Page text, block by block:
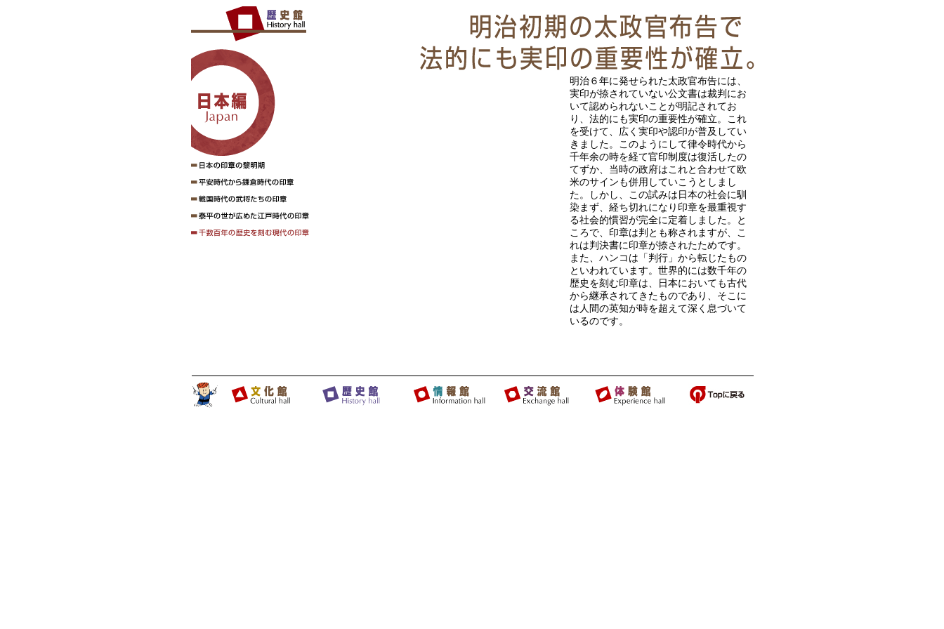
明治６年に発せられた太政官布告には、
実印が捺されていない公文書は裁判にお
いて認められないことが明記されてお
り、法的にも実印の重要性が確立。これ
を受けて、広く実印や認印が普及してい
きました。このようにして律令時代から
千年余の時を経て官印制度は復活したの
てずか、当時の政府はこれと合わせて欧
米のサインも併用していこうとしまし
た。しかし、この試みは日本の社会に馴
染まず、経ち切れになり印章を最重視す
る社会的慣習が完全に定着しました。と
ころで、印章は判とも称されますが、こ
れは判決書に印章が捺されたためです。
また、ハンコは「判行」から転じたもの
といわれています。世界的には数千年の
歴史を刻む印章は、日本においても古代
から継承されてきたものであり、そこに
は人間の英知が時を超えて深く息づいて
いるのです。